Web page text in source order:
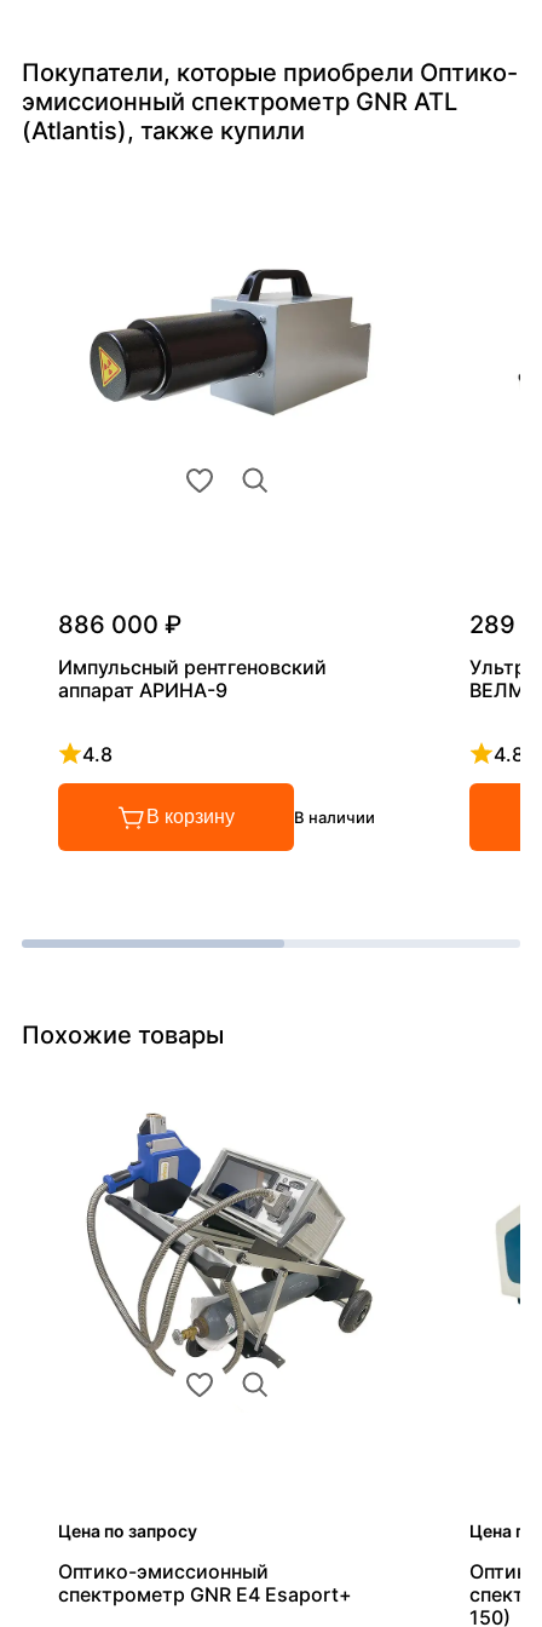
Покупатели, которые приобрели Оптико-
эмиссионный спектрометр GNR ATL
(Atlantis), также купили
886 000 ₽
Импульсный рентгеновский
аппарат АРИНА-9
4.8
Рейтинг 4.8 из 5
В корзину В наличии
289
4.8
Похожие товары
Цена по запросу
Оптико-эмиссионный
спектрометр GNR E4 Esaport+
Цена по
150)